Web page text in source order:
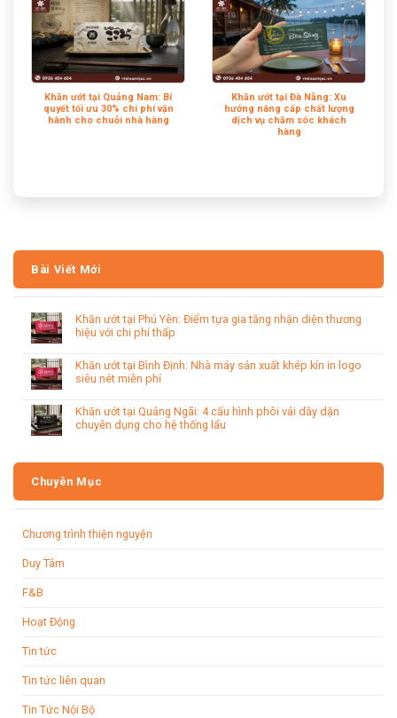
Khăn ướt tại Quảng Nam: Bí
quyết tối ưu 30% chi phí vận
hành cho chuỗi nhà hàng
Khăn ướt tại Đà Nẵng: Xu
hướng nâng cấp chất lượng
dịch vụ chăm sóc khách
hàng
Bài Viết Mới
Khăn ướt tại Phú Yên: Điểm tựa gia tăng nhận diện thương
hiệu với chi phí thấp
Khăn ướt tại Bình Định: Nhà máy sản xuất khép kín in logo
siêu nét miễn phí
Khăn ướt tại Quảng Ngãi: 4 cấu hình phôi vải dầy dặn
chuyên dụng cho hệ thống lẩu
Chuyên Mục
Chương trình thiện nguyện
Duy Tâm
F&B
Hoạt Động
Tin tức
Tin tức liên quan
Tin Tức Nội Bộ